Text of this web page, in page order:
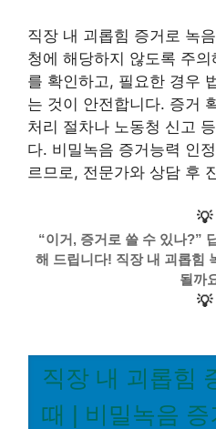
직장 내 괴롭힘 증거로 녹
청에 해당하지 않도록 주
를 확인하고, 필요한 경우
는 것이 안전합니다. 증거
처리 절차나 노동청 신고
다. 비밀녹음 증거능력 인
르므로, 전문가와 상담 후
💡
“이거, 증거로 쓸 수 있나?”
해 드립니다! 직장 내 괴롭힘
될까
💡
직장 내 괴롭힘
때 | 비밀녹음 증